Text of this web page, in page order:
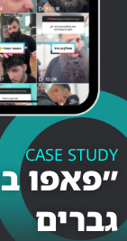
CASE STUDY
״פאפו
גברים